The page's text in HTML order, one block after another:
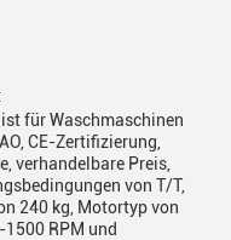
für Waschmaschinen
CE-Zertifizierung,
verhandelbare Preis,
von T/T,
240 kg, Motortyp von
RPM und